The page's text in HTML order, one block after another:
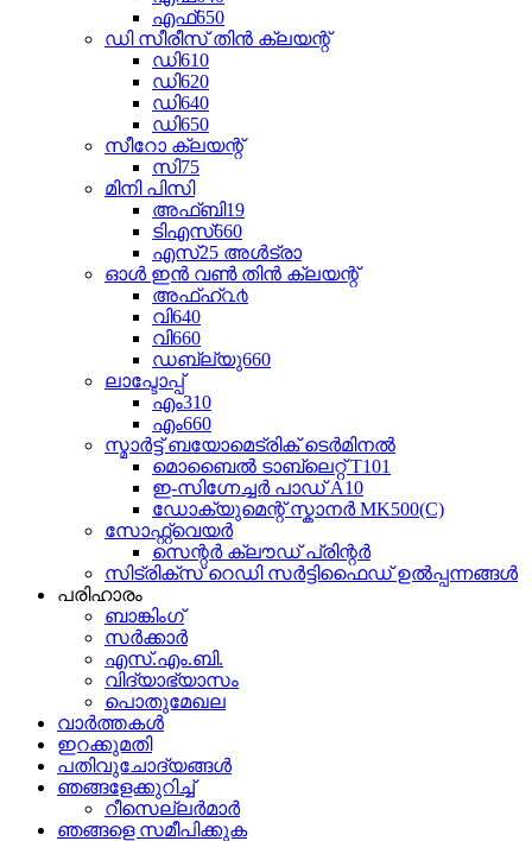
എഫ്650
ഡി സീരീസ് തിൻ ക്ലയന്റ്
ഡി610
ഡി620
ഡി640
ഡി650
സീറോ ക്ലയന്റ്
സി75
മിനി പിസി
അഫ്ബി19
ടിഎസ്660
എസ്25 അൾട്രാ
ഓൾ ഇൻ വൺ തിൻ ക്ലയന്റ്
അഫ്ഹ്൨൪
വി640
വി660
ഡബ്ല്യു660
ലാപ്ടോപ്പ്
എം310
എം660
സ്മാർട്ട് ബയോമെട്രിക് ടെർമിനൽ
മൊബൈൽ ടാബ്‌ലെറ്റ് T101
ഇ-സിഗ്നേച്ചർ പാഡ് A10
ഡോക്യുമെന്റ് സ്കാനർ MK500(C)
സോഫ്റ്റ്‌വെയർ
സെന്റർ ക്ലൗഡ് പ്രിന്റർ
സിട്രിക്സ് റെഡി സർട്ടിഫൈഡ് ഉൽപ്പന്നങ്ങൾ
പരിഹാരം
ബാങ്കിംഗ്
സർക്കാർ
എസ്.എം.ബി.
വിദ്യാഭ്യാസം
പൊതുമേഖല
വാർത്തകൾ
ഇറക്കുമതി
പതിവുചോദ്യങ്ങൾ
ഞങ്ങളേക്കുറിച്ച്
റീസെല്ലർമാർ
ഞങ്ങളെ സമീപിക്കുക